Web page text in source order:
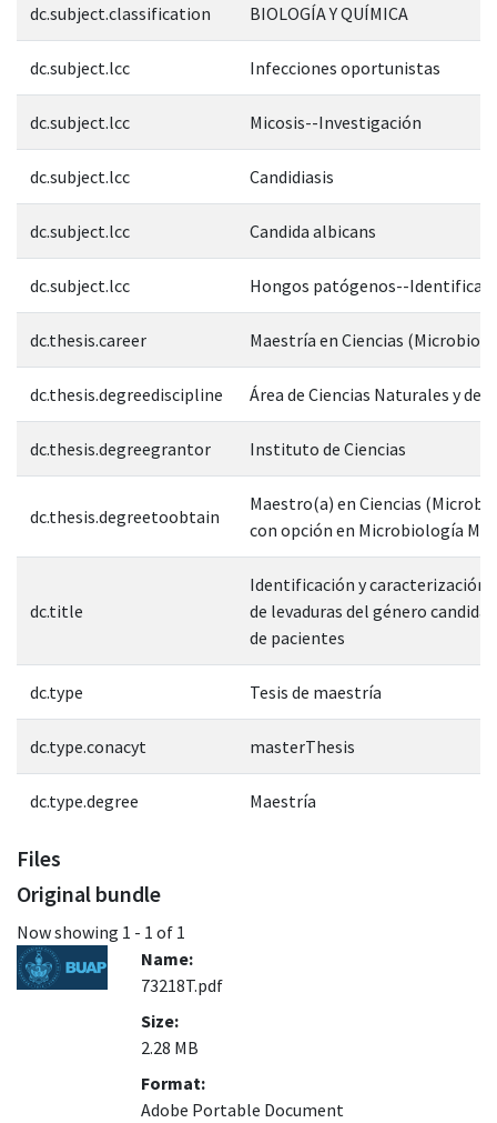
dc.subject.classification BIOLOGÍA Y QUÍMICA
dc.subject.lcc Infecciones oportunistas
dc.subject.lcc Micosis--Investigación
dc.subject.lcc Candidiasis
dc.subject.lcc Candida albicans
dc.subject.lcc Hongos patógenos--
dc.thesis.career Maestría en Ciencias
dc.thesis.degreediscipline Área de Ciencias Naturales y de
dc.thesis.degreegrantor Instituto de Ciencias
dc.thesis.degreetoobtain
Maestro(a) en Ciencias
con opción en Microbiología
dc.title
Identificación y caracterización
de levaduras del género candida
de pacientes
dc.type Tesis de maestría
dc.type.conacyt masterThesis
dc.type.degree Maestría
Files
Original bundle
Now showing 1 - 1 of 1
Name:
73218T.pdf
Size:
2.28 MB
Format:
Adobe Portable Document